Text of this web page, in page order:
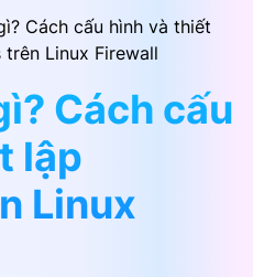
Cách cấu hình và thiết
trên Linux Firewall
Cách cấu
lập
Linux